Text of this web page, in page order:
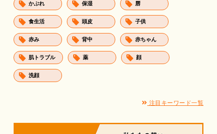
かぶれ 保湿 唇
食生活 頭皮 子供
赤み 背中 赤ちゃん
肌トラブル 薬 顔
洗顔
注目キーワード一覧